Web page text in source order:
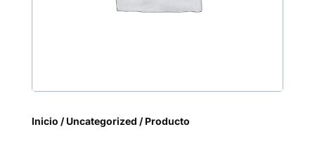
Inicio /Uncategorized / Producto